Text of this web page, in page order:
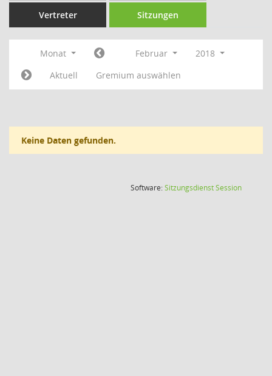
Vertreter Sitzungen
Monat Februar
2018
Aktuell
Gremium auswählen
Keine Daten gefunden.
Software:SitzungsdienstSession(Wird in